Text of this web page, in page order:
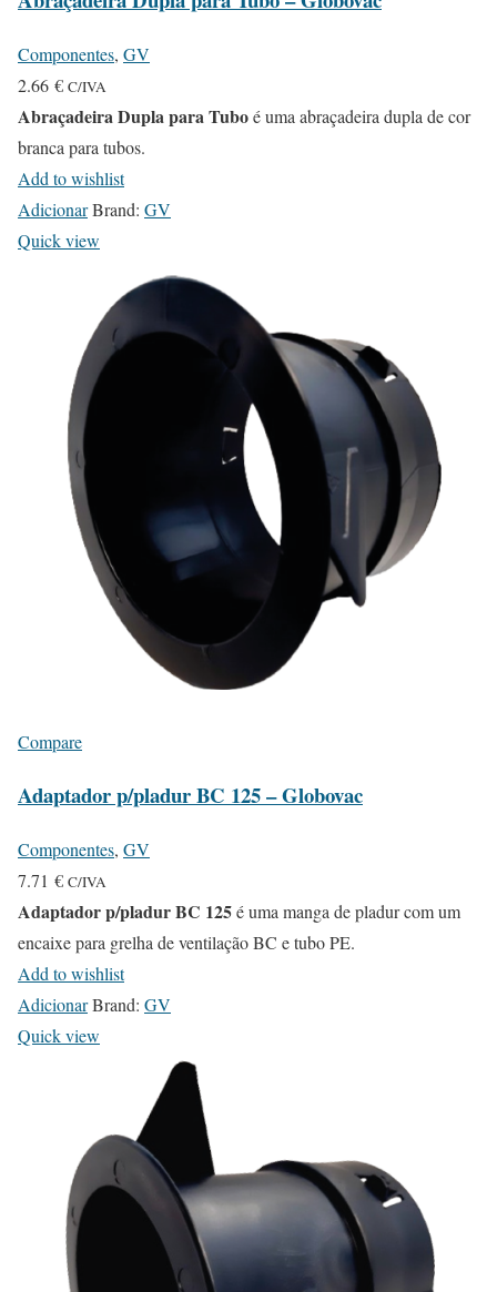
Componentes, GV
2.66 € C/IVA
Abraçadeira Dupla para Tuboé uma abraçadeira dupla de cor
branca para tubos.
Add to wishlist
AdicionarBrand: GV
Quick view
Compare
Adaptador p/pladur BC 125 – Globovac
Componentes, GV
7.71 € C/IVA
Adaptador p/pladur BC 125é uma manga de pladur com um
encaixe para grelha de ventilação BC e tubo PE.
Add to wishlist
AdicionarBrand: GV
Quick view